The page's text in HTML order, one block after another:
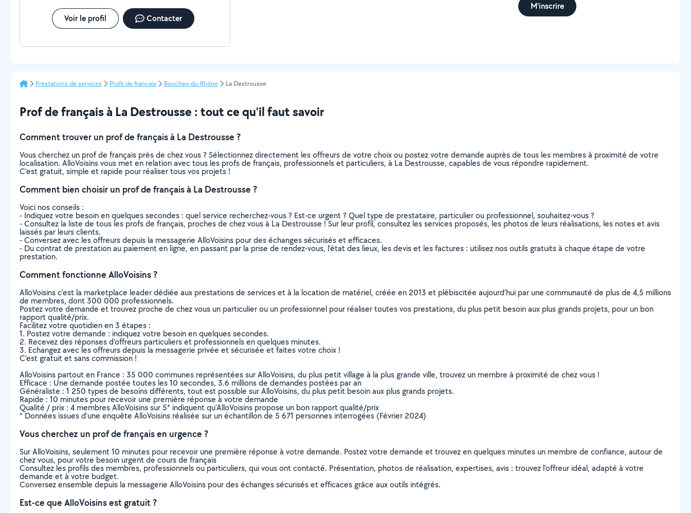
Voir le profil Contacter
M'inscrire
Prestations de services Profs de français Bouches-du-Rhône La Destrousse
Prof de français à La Destrousse : tout ce qu’il faut savoir
Comment trouver un prof de français à La Destrousse ?
Vous cherchez un prof de français près de chez vous ? Sélectionnez directement les offreurs de votre choix ou postez votre demande auprès de tous les membres à proximité de votre
localisation. AlloVoisins vous met en relation avec tous les profs de français, professionnels et particuliers, à La Destrousse, capables de vous répondre rapidement.
C’est gratuit, simple et rapide pour réaliser tous vos projets !
Comment bien choisir un prof de français à La Destrousse ?
Voici nos conseils :
- Indiquez votre besoin en quelques secondes : quel service recherchez-vous ? Est-ce urgent ? Quel type de prestataire, particulier ou professionnel, souhaitez-vous ?
- Consultez la liste de tous les profs de français, proches de chez vous à La Destrousse ! Sur leur profil, consultez les services proposés, les photos de leurs réalisations, les notes et avis
laissés par leurs clients.
- Conversez avec les offreurs depuis la messagerie AlloVoisins pour des échanges sécurisés et efficaces.
- Du contrat de prestation au paiement en ligne, en passant par la prise de rendez-vous, l’état des lieux, les devis et les factures : utilisez nos outils gratuits à chaque étape de votre
prestation.
Comment fonctionne AlloVoisins ?
AlloVoisins c’est la marketplace leader dédiée aux prestations de services et à la location de matériel, créée en 2013 et plébiscitée aujourd’hui par une communauté de plus de 4,5 millions
de membres, dont 300 000 professionnels.
Postez votre demande et trouvez proche de chez vous un particulier ou un professionnel pour réaliser toutes vos prestations, du plus petit besoin aux plus grands projets, pour un bon
rapport qualité/prix.
Facilitez votre quotidien en 3 étapes :
1. Postez votre demande : indiquez votre besoin en quelques secondes.
2. Recevez des réponses d’offreurs particuliers et professionnels en quelques minutes.
3. Echangez avec les offreurs depuis la messagerie privée et sécurisée et faites votre choix !
C’est gratuit et sans commission !
AlloVoisins partout en France : 35 000 communes représentées sur AlloVoisins, du plus petit village à la plus grande ville, trouvez un membre à proximité de chez vous !
Efficace : Une demande postée toutes les 10 secondes, 3.6 millions de demandes postées par an
Généraliste : 1 250 types de besoins différents, tout est possible sur AlloVoisins, du plus petit besoin aux plus grands projets.
Rapide : 10 minutes pour recevoir une première réponse à votre demande
Qualité / prix : 4 membres AlloVoisins sur 5* indiquent qu’AlloVoisins propose un bon rapport qualité/prix
* Données issues d’une enquête AlloVoisins réalisée sur un échantillon de 5 671 personnes interrogées (Février 2024)
Vous cherchez un prof de français en urgence ?
Sur AlloVoisins, seulement 10 minutes pour recevoir une première réponse à votre demande. Postez votre demande et trouvez en quelques minutes un membre de confiance, autour de
chez vous, pour votre besoin urgent de cours de français
Consultez les profils des membres, professionnels ou particuliers, qui vous ont contacté. Présentation, photos de réalisation, expertises, avis : trouvez l'offreur idéal, adapté à votre
demande et à votre budget.
Conversez ensemble depuis la messagerie AlloVoisins pour des échanges sécurisés et efficaces grâce aux outils intégrés.
Est-ce que AlloVoisins est gratuit ?